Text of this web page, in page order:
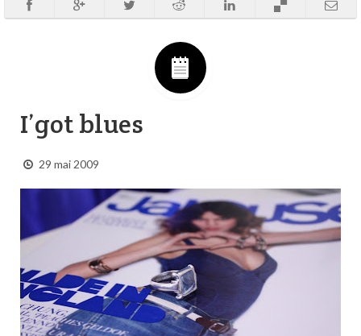
I’got blues
29 mai 2009